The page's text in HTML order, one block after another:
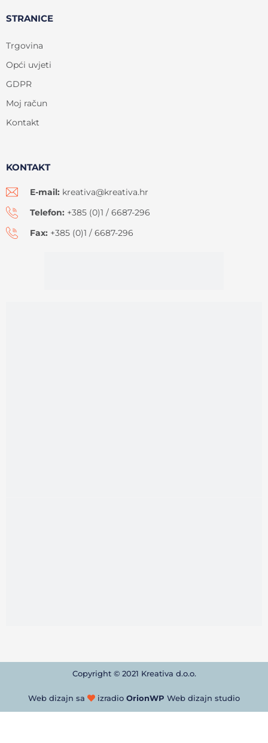
STRANICE
Trgovina
Opći uvjeti
GDPR
Moj račun
Kontakt
KONTAKT
E-mail: kreativa@kreativa.hr
Telefon: +385 (0)1 / 6687-296
Fax: +385 (0)1 / 6687-296
Copyright © 2021 Kreativa d.o.o.
Web dizajn sa izradio OrionWP Web dizajn studio